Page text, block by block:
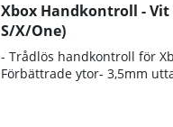
Xbox Handkontroll - Vit
S/X/One)
- Trådlös handkontroll för
Förbättrade ytor- 3,5mm